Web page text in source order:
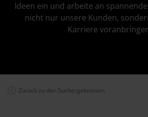
Ideen ein und arbeite an
nicht nur unsere Kunden,
Karriere
Zurück zu den Suchergebnissen